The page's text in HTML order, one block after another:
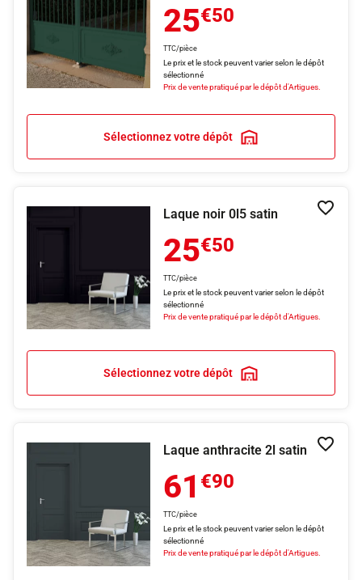
25€50
TTC/pièce
Le prix et le stock peuvent varier selon le dépôt
sélectionné
Prix de vente pratiqué par le dépôt d'Artigues.
Sélectionnez votre dépôt
Laque noir 0l5 satin
25€50
TTC/pièce
Le prix et le stock peuvent varier selon le dépôt
sélectionné
Prix de vente pratiqué par le dépôt d'Artigues.
Sélectionnez votre dépôt
Laque anthracite 2l satin
61 €90
TTC/pièce
Le prix et le stock peuvent varier selon le dépôt
sélectionné
Prix de vente pratiqué par le dépôt d'Artigues.